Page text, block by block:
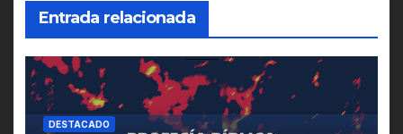
Entrada relacionada
DESTACADO